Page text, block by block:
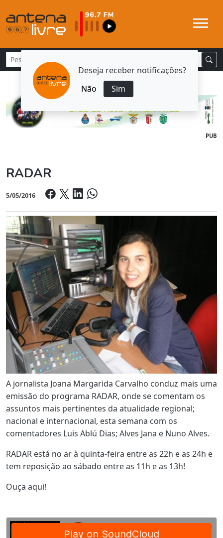
Deseja receber notificações?
Não
Sim
PUB
RADAR
5/05/2016
A jornalista Joana Margarida Carvalho conduz mais uma
emissão do programa RADAR, onde se comentam os
assuntos mais pertinentes da atualidade regional;
nacional e internacional, esta semana com os
comentadores Luis Ablú Dias; Alves Jana e Nuno Alves.
RADAR está no ar à quinta-feira entre as 22h e as 24h e
tem reposição ao sábado entre as 11h e as 13h!
Ouça aqui!